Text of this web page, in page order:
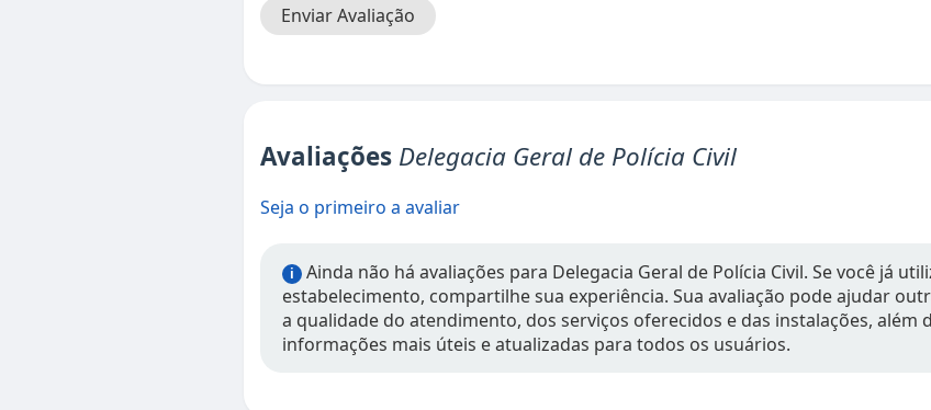
Enviar Avaliação
Avaliações Delegacia Geral de Polícia Civil
Seja o primeiro a avaliar
i
Ainda não há avaliações para Delegacia Geral de Polícia Civil. Se você já
estabelecimento, compartilhe sua experiência. Sua avaliação pode ajudar
a qualidade do atendimento, dos serviços oferecidos e das instalações,
informações mais úteis e atualizadas para todos os usuários.